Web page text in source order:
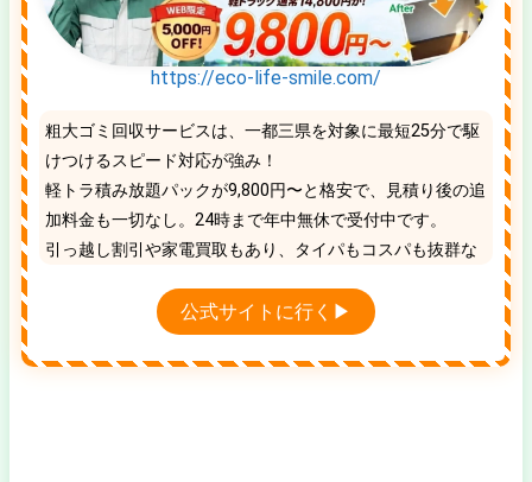
https://eco-life-smile.com/
粗大ゴミ回収サービスは、一都三県を対象に最短25分で駆
けつけるスピード対応が強み！
軽トラ積み放題パックが9,800円〜と格安で、見積り後の追
加料金も一切なし。24時まで年中無休で受付中です。
引っ越し割引や家電買取もあり、タイパもコスパも抜群な
公式サイトに行く▶